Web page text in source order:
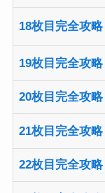
18枚目完全攻略
19枚目完全攻略
20枚目完全攻略
21枚目完全攻略
22枚目完全攻略